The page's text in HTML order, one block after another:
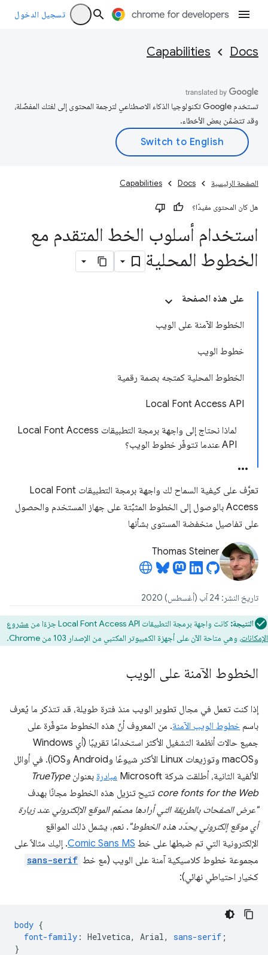
تسجيل الدخول
Docs
Capabilities
تستخدم Google تكنولوجيا الذكاء الاصطناعي لترجمة المحتوى إلى لغتك المفضّلة،
وقد تتضمّن بعض الأخطاء.
الصفحة الرئيسية Docs
Capabilities
هل كان المحتوى مفيدًا؟
استخدام أسلوب الخط المتقدم مع
الخطوط المحلية
على هذه الصفحة
الخطوط الآمنة على الويب
خطوط الويب
الخطوط المحلية كمتجه بصمة رقمية
‫Local Font Access API
لماذا نحتاج إلى واجهة برمجة التطبيقات Local Font Access
API عندما تتوفّر خطوط الويب؟
تعرَّف على كيفية السماح لك واجهة برمجة التطبيقات Local Font
Access بالوصول إلى الخطوط المثبَّتة على جهاز المستخدم والحصول
على تفاصيل منخفضة المستوى بشأنها
Thomas Steiner
تاريخ النشر: 24 آب (أغسطس) 2020
النتيجة: كانت واجهة برمجة التطبيقات Local Font Access API جزءًا من
مشروع
الإمكانات، وهي متاحة الآن على أجهزة الكمبيوتر المكتبي من الإصدار 103 من Chrome.
الخطوط الآمنة على الويب
إذا كنت تعمل في مجال تطوير الويب منذ فترة طويلة، قد تتذكر ما يُعرف
باسم خطوط الويب الآمنة. من المعروف أنّ هذه الخطوط متوفّرة على
جميع حالات أنظمة التشغيل الأكثر استخدامًا تقريبًا (أي Windows
وmacOS وتوزيعات Linux الأكثر شيوعًا وAndroid وiOS). في أوائل
الألفية الثانية، أطلقت شركة Microsoft
مبادرة بعنوانTrueType
core fonts for the Web تتيح تنزيل هذه الخطوط مجانًا بهدف
"عرض الصفحات بالطريقة التي أرادها مصمّم الموقع الإلكتروني عند زيارة
أي موقع إلكتروني يحدّد هذه الخطوط" . نعم، يشمل ذلك المواقع
الإلكترونية التي تم ضبطها على خط Comic Sans MS. إليك مثالاً على
مجموعة خطوط كلاسيكية آمنة على الويب (مع خط sans-serif
كخيار احتياطي نهائي):
body {
font-family : Helvetica, Arial, sans-serif ;
}